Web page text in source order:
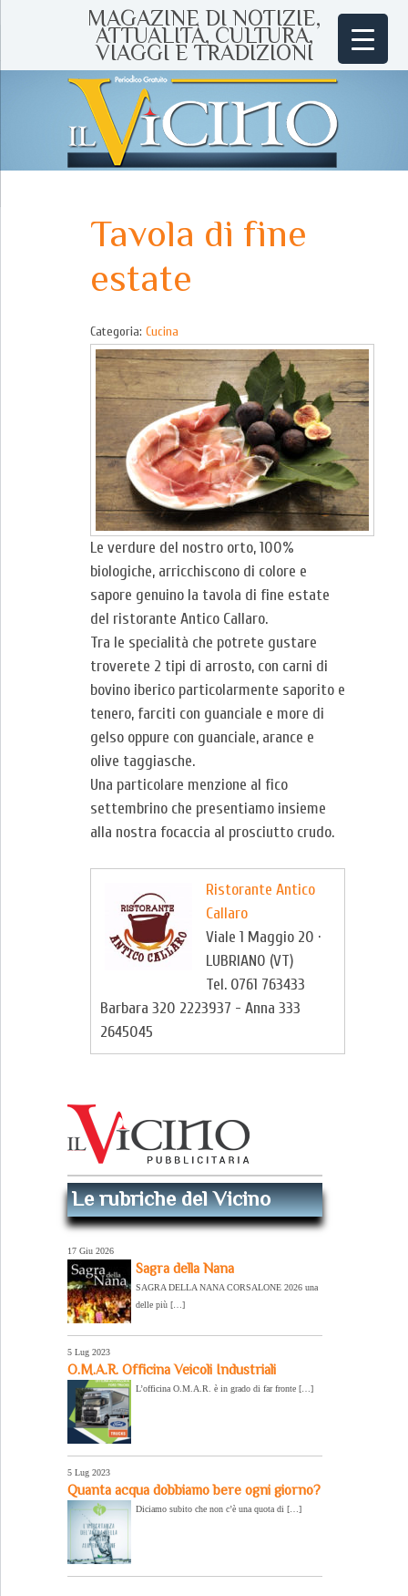
MAGAZINE DI NOTIZIE,
ATTUALITÀ, CULTURA,
VIAGGI E TRADIZIONI
Tavola di fine
estate
Categoria: Cucina
Le verdure del nostro orto, 100%
biologiche, arricchiscono di colore e
sapore genuino la tavola di fine estate
del ristorante Antico Callaro.
Tra le specialità che potrete gustare
troverete 2 tipi di arrosto, con carni di
bovino iberico particolarmente saporito e
tenero, farciti con guanciale e more di
gelso oppure con guanciale, arance e
olive taggiasche.
Una particolare menzione al fico
settembrino che presentiamo insieme
alla nostra focaccia al prosciutto crudo.
Ristorante Antico
Callaro
Viale 1 Maggio 20 ·
LUBRIANO (VT)
Tel. 0761 763433
Barbara 320 2223937 - Anna 333
2645045
Le rubriche del Vicino
17 Giu 2026
Sagra della Nana
SAGRA DELLA NANA CORSALONE 2026 una
delle più […]
5 Lug 2023
O.M.A.R. Officina Veicoli Industriali
L’officina O.M.A.R. è in grado di far fronte […]
5 Lug 2023
Quanta acqua dobbiamo bere ogni giorno?
Diciamo subito che non c’è una quota di […]